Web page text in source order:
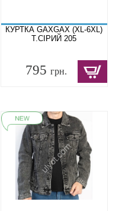
КУРТКА GAXGAX (XL-6XL)
Т.СІРИЙ 205
795грн.